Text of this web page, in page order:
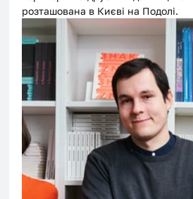
розташована в Києві на Подолі.